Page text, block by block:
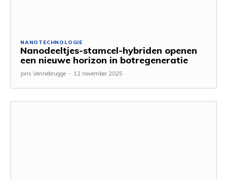
NANOTECHNOLOGIE
Nanodeeltjes-stamcel-hybriden openen
een nieuwe horizon in botregeneratie
Joris Vennebrugge - 12 november 2025